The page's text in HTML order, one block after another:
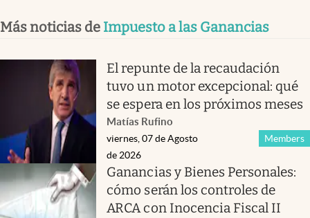
Más noticias de Impuesto a las Ganancias
El repunte de la recaudación
tuvo un motor excepcional: qué
se espera en los próximos meses
Matías Rufino
Members
viernes, 07 de Agosto
de 2026
Ganancias y Bienes Personales:
cómo serán los controles de
ARCA con Inocencia Fiscal II